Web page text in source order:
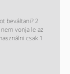
beváltani? 2
vonja le az
csak 1